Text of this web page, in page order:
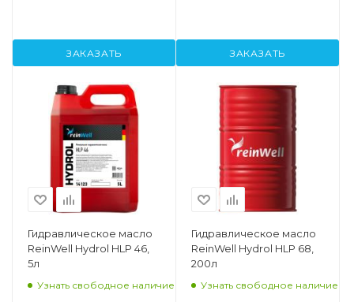
ЗАКАЗАТЬ ЗАКАЗАТЬ
Гидравлическое масло
ReinWell Hydrol HLP 46,
5л
Узнать свободное наличие
Гидравлическое масло
ReinWell Hydrol HLP 68,
200л
Узнать свободное наличие